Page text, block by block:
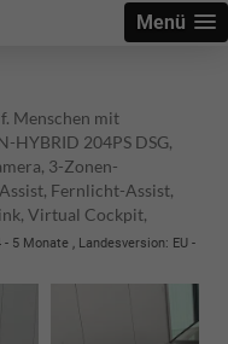
Menü
Menschen mit
HYBRID 204PS DSG,
3-Zonen-
Fernlicht-Assist,
Virtual Cockpit,
5 Monate , Landesversion: EU -